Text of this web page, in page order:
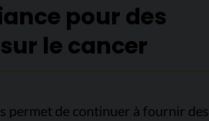
pour des
le cancer
permet de continuer à fournir des